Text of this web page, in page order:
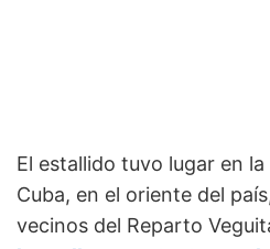
El estallido tuvo lugar en
Cuba, en el oriente del
vecinos del Reparto